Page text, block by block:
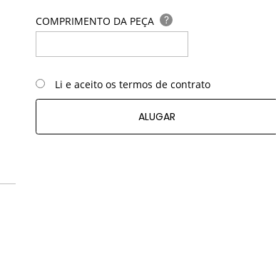
COMPRIMENTO DA PEÇA ?
Li e aceito os termos de contrato
ALUGAR